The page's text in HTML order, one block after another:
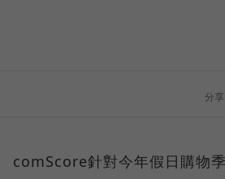
分享
comScore針對今年假日購物